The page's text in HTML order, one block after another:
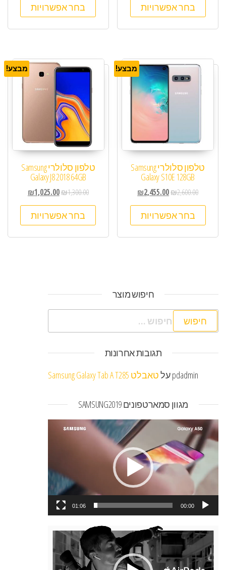
בחר אפשרויות בחר אפשרויות
מבצע!
טלפון סלולרי Samsung
Galaxy S10E 128GB
₪2,600.00
₪2,455.00
בחר אפשרויות
מבצע!
טלפון סלולרי Samsung
Galaxy J8 2018 64GB
₪1,300.00
₪1,025.00
בחר אפשרויות
חיפוש מוצר
חיפוש:
תגובות אחרונות
pdadminעלטאבלט Samsung Galaxy Tab A T285
מגוון סמארטפונים SAMSUNG2019
נגן
וידאו
00:00
01:06
נגן
וידאו